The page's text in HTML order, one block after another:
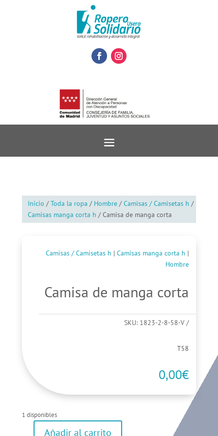
Inicio /Toda la ropa / Hombre/Camisas / Camisetas h /
Camisas manga corta h / Camisa de manga corta
Camisas / Camisetas h |Camisas manga corta h |
Hombre
Camisa de manga corta
SKU: 1823-2-8-58-V
T58
0,00€
1 disponibles
Añadir al carrito